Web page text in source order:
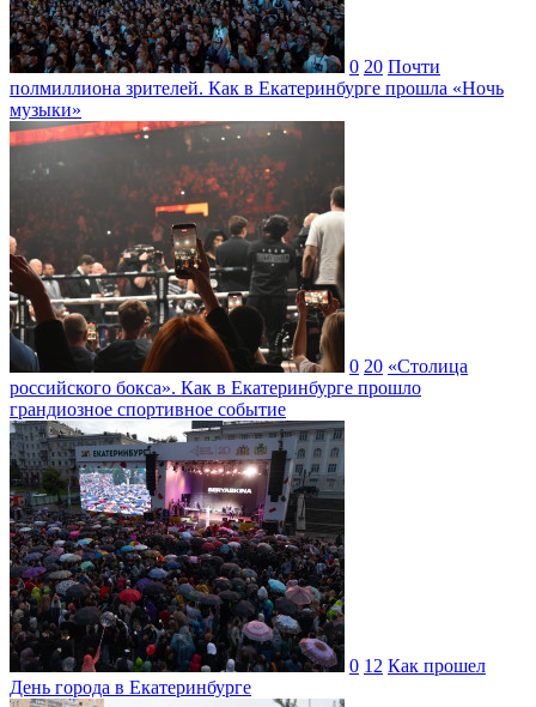
0 20 Почти
полмиллиона зрителей. Как в Екатеринбурге прошла «Ночь
музыки»
0 20 «Столица
российского бокса». Как в Екатеринбурге прошло
грандиозное спортивное событие
0 12 Как прошел
День города в Екатеринбурге